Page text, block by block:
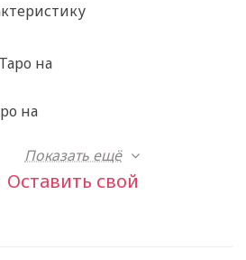
на
Показать ещё
Оставить свой